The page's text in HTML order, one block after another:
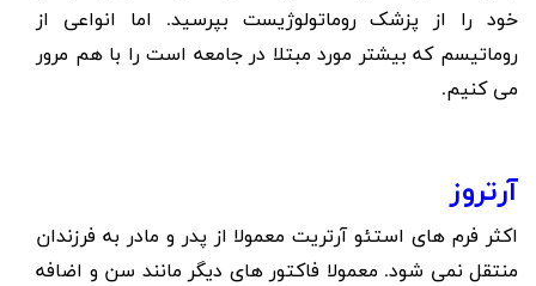
خود را از پزشک روماتولوژیست بپرسید. اما انواعی از
روماتیسم که بیشتر مورد مبتلا در جامعه است را با هم مرور
می کنیم.
آرتروز
اکثر فرم های استئو آرتریت معمولا از پدر و مادر به فرزندان
منتقل نمی شود. معمولا فاکتور های دیگر مانند سن و اضافه